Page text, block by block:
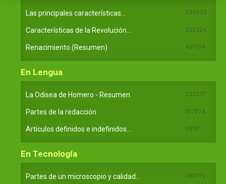
Las principales características... 525533
Características de la Revolución... 522324
Renacimiento (Resumen) 457154
En Lengua
La Odisea de Homero - Resumen 233377
Partes de la redacción 107924
Artículos definidos e indefinidos... 66181
En Tecnología
Partes de un microscopio y calidad... 369773